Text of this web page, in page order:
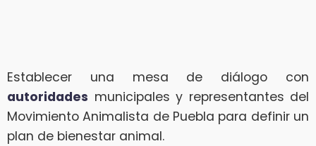
Establecer una mesa de diálogo con
autoridades municipales y representantes del
Movimiento Animalista de Puebla para definir un
plan de bienestar animal.